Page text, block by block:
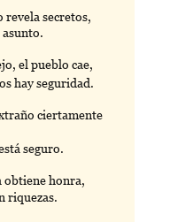
revela secretos,
el pueblo cae,
hay seguridad.
ciertamente
seguro.
obtiene honra,
riquezas.